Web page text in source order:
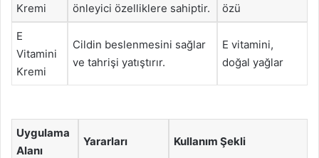
Kremi
önleyici özelliklere sahiptir.
özü
E
Vitamini
Kremi
Cildin beslenmesini sağlar
ve tahrişi yatıştırır.
E vitamini,
doğal yağlar
Uygulama
Alanı
Yararları Kullanım Şekli